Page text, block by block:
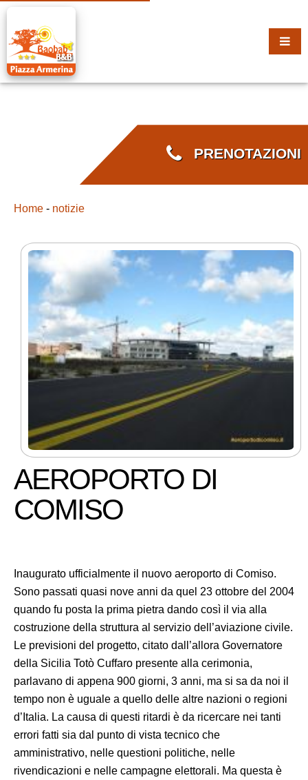
PRENOTAZIONI
Home - notizie
AEROPORTO DI
COMISO
Inaugurato ufficialmente il nuovo aeroporto di Comiso.
Sono passati quasi nove anni da quel 23 ottobre del 2004
quando fu posta la prima pietra dando così il via alla
costruzione della struttura al servizio dell’aviazione civile.
Le previsioni del progetto, citato dall’allora Governatore
della Sicilia Totò Cuffaro presente alla cerimonia,
parlavano di appena 900 giorni, 3 anni, ma si sa da noi il
tempo non è uguale a quello delle altre nazioni o regioni
d’Italia. La causa di questi ritardi è da ricercare nei tanti
errori fatti sia dal punto di vista tecnico che
amministrativo, nelle questioni politiche, nelle
rivendicazioni e nelle campagne elettorali. Ma questa è